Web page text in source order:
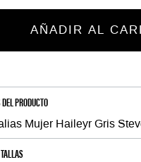
AÑADIR AL
PRODUCTO
Mujer Haileyr Gris